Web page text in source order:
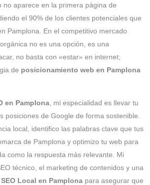
no aparece en la primera página de
el 90% de los clientes potenciales que
Pamplona. En el competitivo mercado
no es una opción, es una
no basta con «estar» en internet;
de posicionamiento web en Pamplona
en Pamplona , mi especialidad es llevar tu
posiciones de Google de forma sostenible.
local, identifico las palabras clave que tus
de Pamplona y optimizo tu web para
como la respuesta más relevante. Mi
técnico, el marketing de contenidos y una
SEO Local en Pamplona para asegurar que